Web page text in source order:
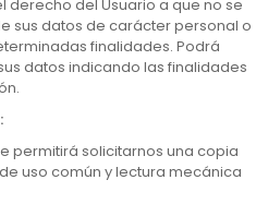
derecho del Usuario a que no se
sus datos de carácter personal o
finalidades. Podrá
datos indicando las finalidades
permitirá solicitarnos una copia
uso común y lectura mecánica